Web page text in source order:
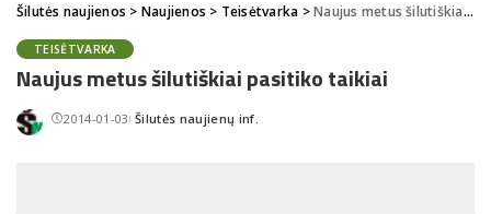
Šilutės naujienos > Naujienos > Teisėtvarka >Naujus metus šilutiškiai pasitiko taikiai
TEISĖTVARKA
Naujus metus šilutiškiai pasitiko taikiai
2014-01-03Posted
Šilutės naujienų inf.